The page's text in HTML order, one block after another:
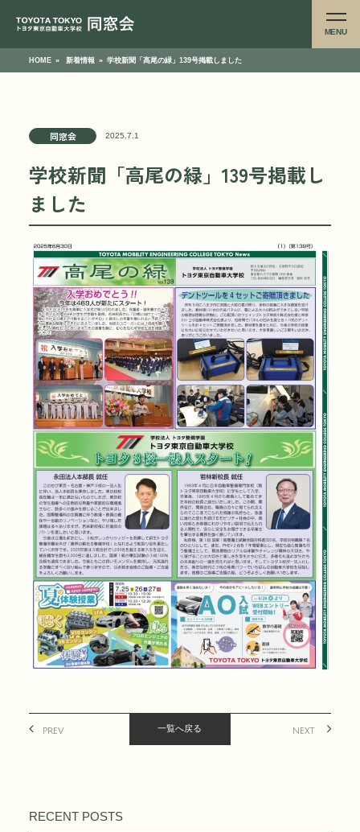
MENU
HOME » 新着情報 » 学校新聞「高尾の緑」139号掲載しました
同窓会 2025.7.1
学校新聞「高尾の緑」139号掲載し
ました
PREV 一覧へ戻る NEXT
RECENT POSTS